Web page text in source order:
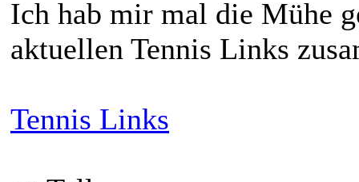
Ich hab mir mal die Mühe
aktuellen Tennis Links
Tennis Links